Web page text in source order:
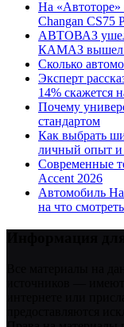
На «Автоторе»
Changan CS75
АВТОВАЗ ушел
КАМАЗ вышел
Сколько
Эксперт
14% скажется
Почему
стандартом
Как выбрать
личный опыт и
Современные
Accent 2026
Автомобиль
на что смотреть